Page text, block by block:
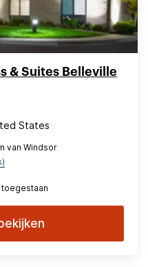
& Suites Belleville
States
van Windsor